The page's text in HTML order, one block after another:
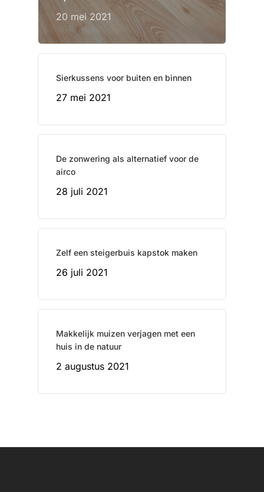
20 mei 2021
Sierkussens voor buiten en binnen
27 mei 2021
De zonwering als alternatief voor de
airco
28 juli 2021
Zelf een steigerbuis kapstok maken
26 juli 2021
Makkelijk muizen verjagen met een
huis in de natuur
2 augustus 2021